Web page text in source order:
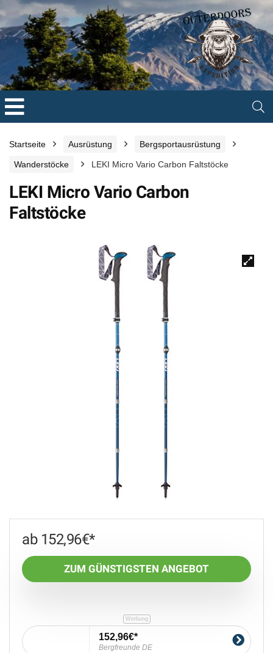
Startseite Ausrüstung Bergsportausrüstung
Wanderstöcke LEKI Micro Vario Carbon Faltstöcke
LEKI Micro Vario Carbon
Faltstöcke
152,96€
ZUM GÜNSTIGSTEN ANGEBOT
152,96€
Bergfreunde DE